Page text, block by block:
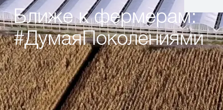
Ближе к фермерам:
#ДумаяПоколениями